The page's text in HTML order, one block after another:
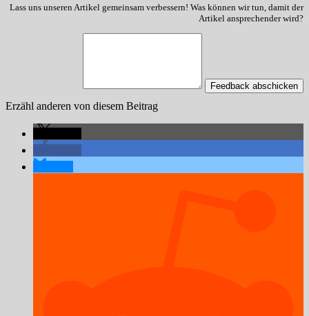
Lass uns unseren Artikel gemeinsam verbessern! Was können wir tun, damit der
Artikel ansprechender wird?
Feedback abschicken
Erzähl anderen von diesem Beitrag